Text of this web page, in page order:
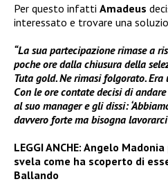
Per questo infatti Amadeus
interessato e trovare una
“La sua partecipazione rimase a
poche ore dalla chiusura della
Tuta gold. Ne rimasi folgorato.
Con le ore contate decisi di
al suo manager e gli dissi:
davvero forte ma bisogna
LEGGI ANCHE: Angelo
svela come ha scoperto di
Ballando